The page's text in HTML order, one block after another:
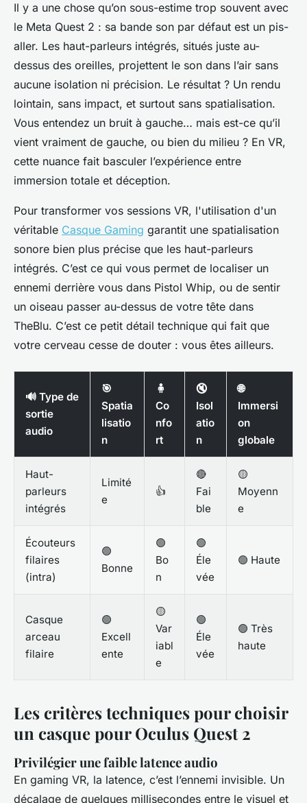
Il y a une chose qu’on sous-estime trop souvent avec
le Meta Quest 2 : sa bande son par défaut est un pis-
aller. Les haut-parleurs intégrés, situés juste au-
dessus des oreilles, projettent le son dans l’air sans
aucune isolation ni précision. Le résultat ? Un rendu
lointain, sans impact, et surtout sans spatialisation.
Vous entendez un bruit à gauche… mais est-ce qu’il
vient vraiment de gauche, ou bien du milieu ? En VR,
cette nuance fait basculer l’expérience entre
immersion totale et déception.
Pour transformer vos sessions VR, l'utilisation d'un
véritable Casque Gaming garantit une spatialisation
sonore bien plus précise que les haut-parleurs
intégrés. C’est ce qui vous permet de localiser un
ennemi derrière vous dans Pistol Whip, ou de sentir
un oiseau passer au-dessus de votre tête dans
TheBlu. C’est ce petit détail technique qui fait que
votre cerveau cesse de douter : vous êtes ailleurs.
🔊 Type de
sortie
audio
🎯
Spatia
lisatio
n
🧍
Co
nfo
rt
🔇
Isol
atio
n
🌐
Immersi
on
globale
Haut-
parleurs
intégrés
Limité
e
👍
🔴
Fai
ble
🟡
Moyenn
e
Écouteurs
filaires
(intra)
🟢
Bonne
🟢
Bo
n
🟢
Éle
vée
🟢 Haute
Casque
arceau
filaire
🟢
Excell
ente
🟡
Var
iabl
e
🟢
Éle
vée
🟢 Très
haute
Les critères techniques pour choisir
un casque pour Oculus Quest 2
Privilégier une faible latence audio
En gaming VR, la latence, c’est l’ennemi invisible. Un
décalage de quelques millisecondes entre le visuel et